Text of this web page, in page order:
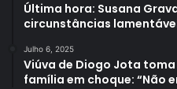
Última hora: Susana
circunstâncias
Julho 6, 2025
Viúva de Diogo Jota
família em choque: “Não